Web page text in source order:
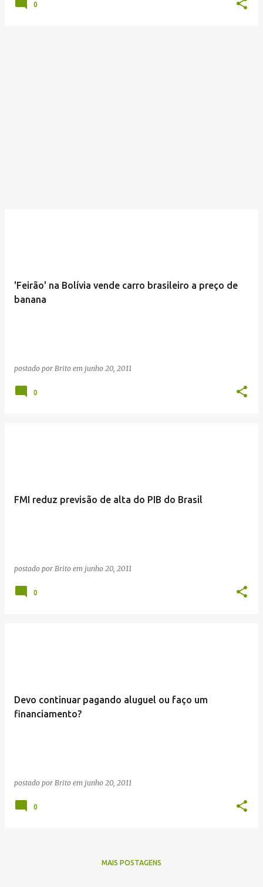
0
'Feirão' na Bolívia vende carro brasileiro a preço de
banana
postado por Brito em junho 20, 2011
0
FMI reduz previsão de alta do PIB do Brasil
postado por Brito em junho 20, 2011
0
Devo continuar pagando aluguel ou faço um
financiamento?
postado por Brito em junho 20, 2011
0
MAIS POSTAGENS